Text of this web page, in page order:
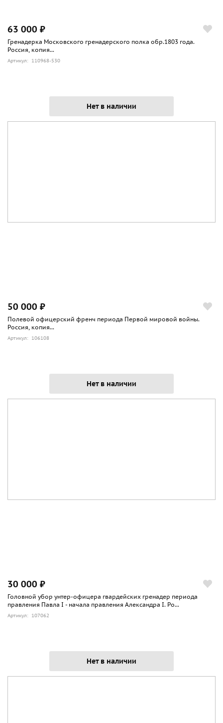
63 000 ₽
Гренадерка Московского гренадерского полка обр.1803 года.
Россия, копия...
Артикул: 110968-530
Нет в наличии
50 000 ₽
Полевой офицерский френч периода Первой мировой войны.
Россия, копия...
Артикул: 106108
Нет в наличии
30 000 ₽
Головной убор унтер-офицера гвардейских гренадер периода
правления Павла I - начала правления Александра I. Ро...
Артикул: 107062
Нет в наличии